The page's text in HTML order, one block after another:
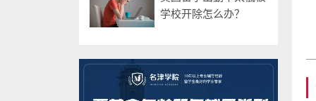
学校开除怎么办？